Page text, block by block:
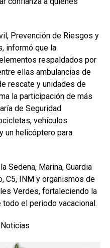
Prevención de Riesgos y
informó que la
respaldados por
ellas ambulancias de
rescate y unidades de
la participación de más
de Seguridad
vehículos
un helicóptero para
Sedena, Marina, Guardia
C5, INM y organismos de
Verdes, fortaleciendo la
el periodo vacacional.